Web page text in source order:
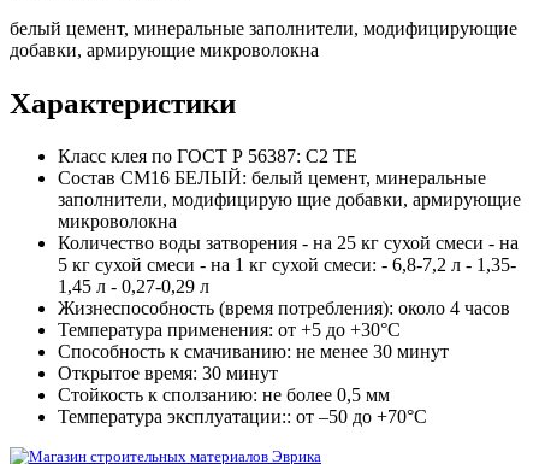
белый цемент, минеральные заполнители, модифицирующие
добавки, армирующие микроволокна
Характеристики
Класс клея по ГОСТ Р 56387: С2 ТЕ
Состав СM16 БЕЛЫЙ: белый цемент, минеральные
заполнители, модифицирую щие добавки, армирующие
микроволокна
Количество воды затворения - на 25 кг сухой смеси - на
5 кг сухой смеси - на 1 кг сухой смеси: - 6,8-7,2 л - 1,35-
1,45 л - 0,27-0,29 л
Жизнеспособность (время потребления): около 4 часов
Температура применения: от +5 до +30°С
Способность к смачиванию: не менее 30 минут
Открытое время: 30 минут
Стойкость к сползанию: не более 0,5 мм
Температура эксплуатации:: от –50 до +70°С